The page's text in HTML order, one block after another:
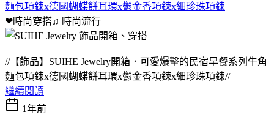
麵包項鍊x德國蝴蝶餅耳環x鬱金香項鍊x細珍珠項鍊
❤時尚穿搭♫ 時尚流行
//【飾品】SUIHE Jewelry開箱．可愛爆擊的民宿早餐系列牛角
麵包項鍊x德國蝴蝶餅耳環x鬱金香項鍊x細珍珠項鍊//
繼續閱讀
1年前